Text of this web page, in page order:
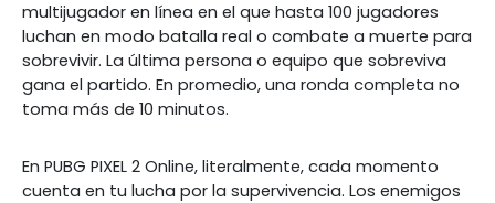
multijugador en línea en el que hasta 100 jugadores
luchan en modo batalla real o combate a muerte para
sobrevivir. La última persona o equipo que sobreviva
gana el partido. En promedio, una ronda completa no
toma más de 10 minutos.
En PUBG PIXEL 2 Online, literalmente, cada momento
cuenta en tu lucha por la supervivencia. Los enemigos